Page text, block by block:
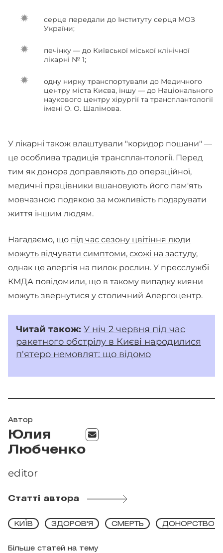
серце передали до Інституту серця МОЗ
України;
печінку — до Київської міської клінічної
лікарні № 1;
одну нирку транспортували до Медичного
центру міста Києва, іншу — до Національного
наукового центру хірургії та трансплантології
імені О. О. Шалімова.
У лікарні також влаштували "коридор пошани" —
це особлива традиція трансплантології. Перед
тим як донора доправляють до операційної,
медичні працівники вшановують його пам'ять
мовчазною подякою за можливість подарувати
життя іншим людям.
Нагадаємо, що під час сезону цвітіння люди
можуть відчувати симптоми, схожі на застуду,
однак це алергія на пилок рослин. У пресслужбі
КМДА повідомили, що в такому випадку кияни
можуть звернутися у столичний Алергоцентр.
Читай також: У ніч 2 червня під час
ракетного обстрілу в Києві народилися
п'ятеро немовлят: що відомо
Автор
Юлия
Любченко
editor
Статті автора
Більше статей на тему
КИЇВ ЗДОРОВ'Я СМЕРТЬ ДОНОРСТВО